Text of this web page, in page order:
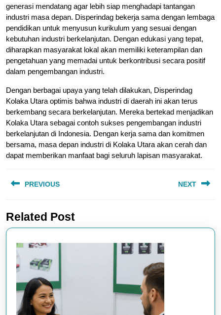
generasi mendatang agar lebih siap menghadapi tantangan
industri masa depan. Disperindag bekerja sama dengan lembaga
pendidikan untuk menyusun kurikulum yang sesuai dengan
kebutuhan industri berkelanjutan. Dengan edukasi yang tepat,
diharapkan masyarakat lokal akan memiliki keterampilan dan
pengetahuan yang memadai untuk berkontribusi secara positif
dalam pengembangan industri.
Dengan berbagai upaya yang telah dilakukan, Disperindag
Kolaka Utara optimis bahwa industri di daerah ini akan terus
berkembang secara berkelanjutan. Mereka bertekad menjadikan
Kolaka Utara sebagai contoh sukses pengembangan industri
berkelanjutan di Indonesia. Dengan kerja sama dan komitmen
bersama, masa depan industri di Kolaka Utara akan cerah dan
dapat memberikan manfaat bagi seluruh lapisan masyarakat.
navigation
PREVIOUS
post:
NEXT
Related Post